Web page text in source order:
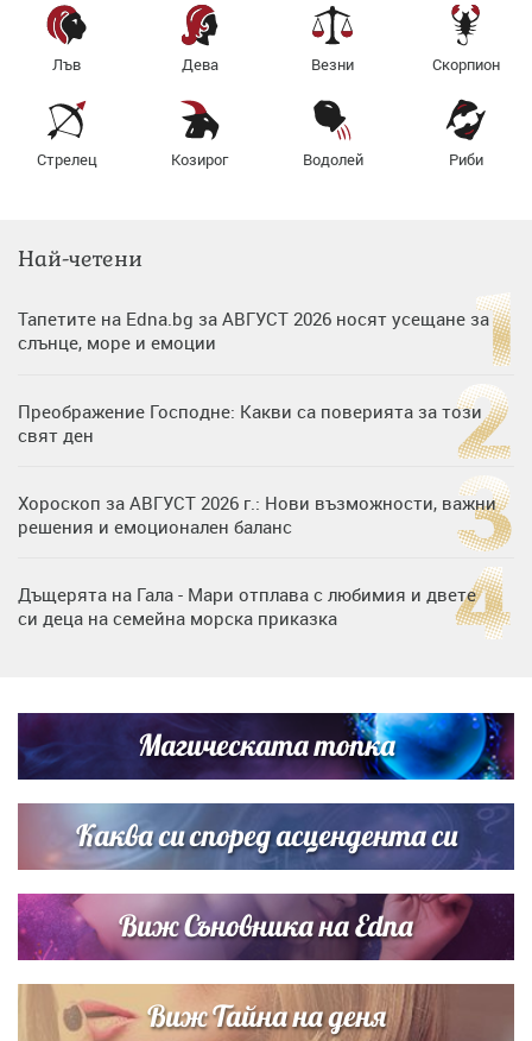
Лъв Дева Везни Скорпион
Стрелец Козирог Водолей Риби
Най-четени
Тапетите на Edna.bg за АВГУСТ 2026 носят усещане за
слънце, море и емоции
Преображение Господне: Какви са поверията за този
свят ден
Хороскоп за АВГУСТ 2026 г.: Нови възможности, важни
решения и емоционален баланс
Дъщерята на Гала - Мари отплава с любимия и двете
си деца на семейна морска приказка
Димов издадоха своето любимо място
Дъщерята на Тодор Батков вдигна сватба, Стоичков и
Братя Аргирови я изненадаха с песен
Магическата топка
Каква си според асцендента си
Виж Съновника на Edna
Виж Тайна на деня